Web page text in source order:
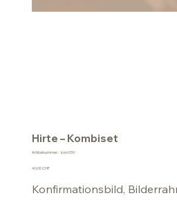
Hirte – Kombiset
Artikelnummer:
Artikelnummer:
kom159
Preis
40,00 CHF
Konfirmationsbild,